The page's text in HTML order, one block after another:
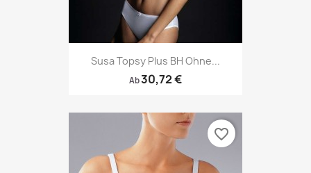
Susa Topsy Plus BH Ohne...
Ab30,72 €
favorite_border